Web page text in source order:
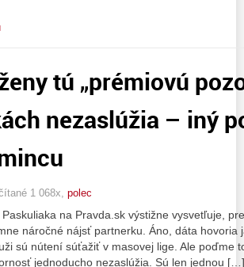
tú „prémiovú
nezaslúžia – iný
1 068x, polec
na Pravda.sk výstižne vysvetľuje,
náročné nájsť partnerku. Áno, dáta hovoria
sú nútení súťažiť v masovej lige. Ale poďme
jednoducho nezaslúžia. Sú len jednou […]